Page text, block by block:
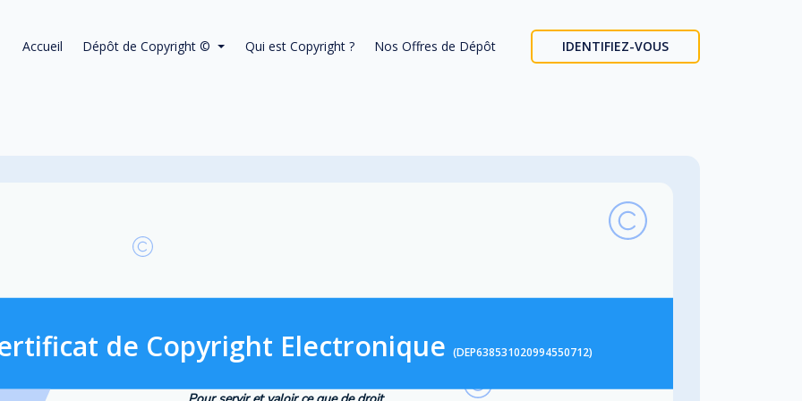
Accueil Dépôt de Copyright © Qui est Copyright ? Nos Offres de Dépôt IDENTIFIEZ-VOUS
de Copyright Electronique (DEP638531020994550712)